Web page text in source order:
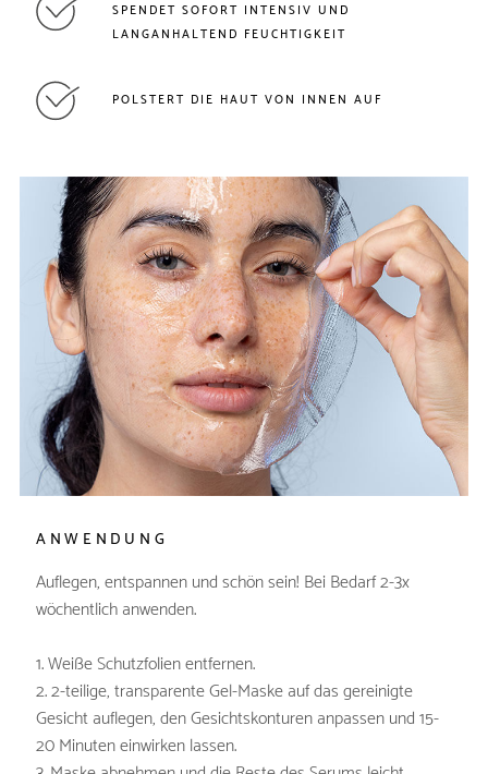
SPENDET SOFORT INTENSIV UND
LANGANHALTEND FEUCHTIGKEIT
POLSTERT DIE HAUT VON INNEN AUF
ANWENDUNG
Auflegen, entspannen und schön sein! Bei Bedarf 2-3x
wöchentlich anwenden.
1. Weiße Schutzfolien entfernen.
2. 2-teilige, transparente Gel-Maske auf das gereinigte
Gesicht auflegen, den Gesichtskonturen anpassen und 15-
20 Minuten einwirken lassen.